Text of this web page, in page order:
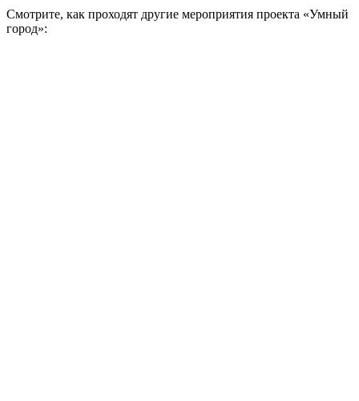
Смотрите, как проходят другие мероприятия проекта «Умный
город»: